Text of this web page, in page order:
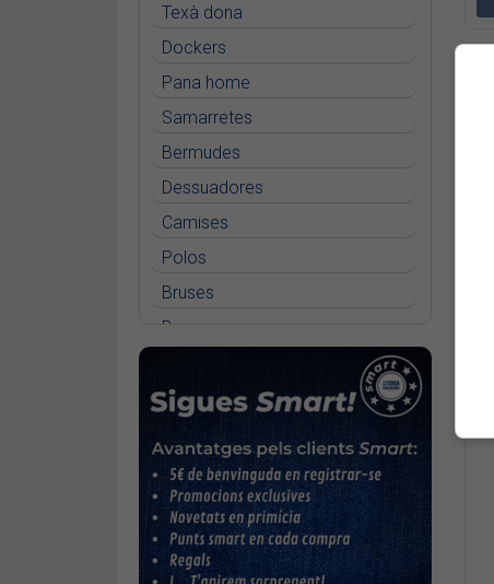
Texà dona
Dockers
Pana home
Samarretes
Bermudes
Dessuadores
Camises
Polos
Bruses
Bosses
Faldilles
Jerseis
Jaquetes
Accessoris
Cinturons
Bufandes i mocadors